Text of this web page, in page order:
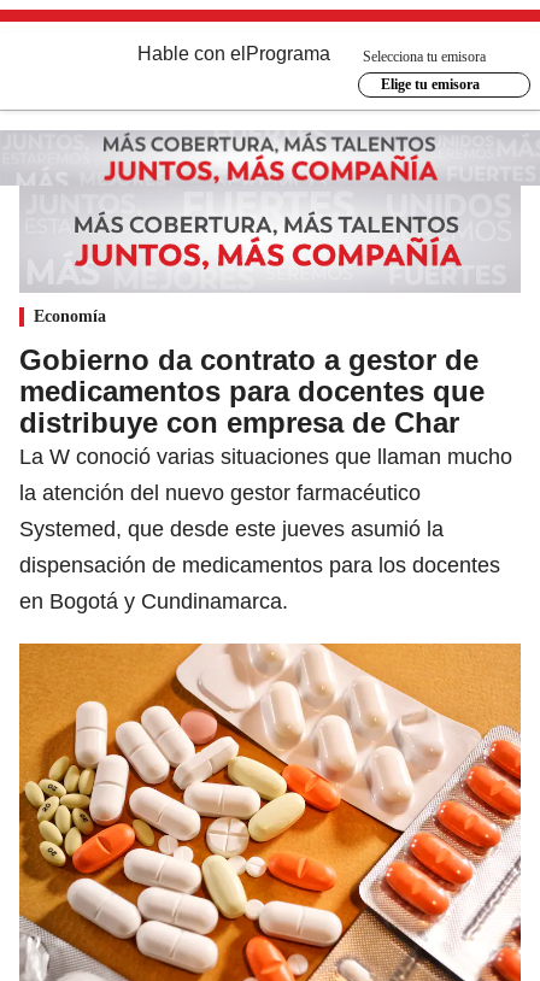
Hable con el Programa
Selecciona tu emisora
Elige tu emisora
Economía
Gobierno da contrato a gestor de
medicamentos para docentes que
distribuye con empresa de Char
La W conoció varias situaciones que llaman mucho
la atención del nuevo gestor farmacéutico
Systemed, que desde este jueves asumió la
dispensación de medicamentos para los docentes
en Bogotá y Cundinamarca.